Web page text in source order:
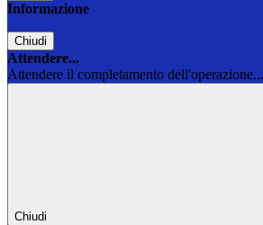
Informazione
Chiudi
Attendere...
Attendere il completamento dell'operazione...
Chiudi